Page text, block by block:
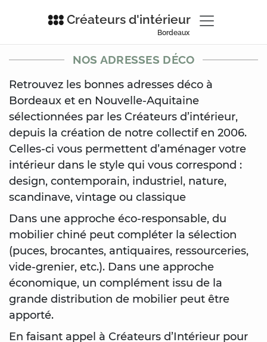
Créateurs d'intérieur
Bordeaux
NOS ADRESSES DÉCO
Retrouvez les bonnes adresses déco à
Bordeaux et en Nouvelle-Aquitaine
sélectionnées par les Créateurs d’intérieur,
depuis la création de notre collectif en 2006.
Celles-ci vous permettent d’aménager votre
intérieur dans le style qui vous correspond :
design, contemporain, industriel, nature,
scandinave, vintage ou classique
Dans une approche éco-responsable, du
mobilier chiné peut compléter la sélection
(puces, brocantes, antiquaires, ressourceries,
vide-grenier, etc.). Dans une approche
économique, un complément issu de la
grande distribution de mobilier peut être
apporté.
En faisant appel à Créateurs d’Intérieur pour